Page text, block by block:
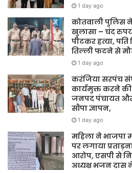
1 day ago
कोतवाली पुलिस
खुलासा – चंद
पीटकर हत्या, पति
तिल्ली फटने से
1 day ago
करंजिया सरपंच
कार्यमुक्त करने
जनपद पंचायत
सौंपा ज्ञापन,
1 day ago
महिला ने भाजपा
पर लगाया
आरोप, एसपी से
अध्यक्ष भजन दास